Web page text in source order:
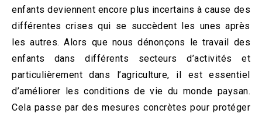
enfants deviennent encore plus incertains à cause des
différentes crises qui se succèdent les unes après
les autres. Alors que nous dénonçons le travail des
enfants dans différents secteurs d’activités et
particulièrement dans l’agriculture, il est essentiel
d’améliorer les conditions de vie du monde paysan.
Cela passe par des mesures concrètes pour protéger